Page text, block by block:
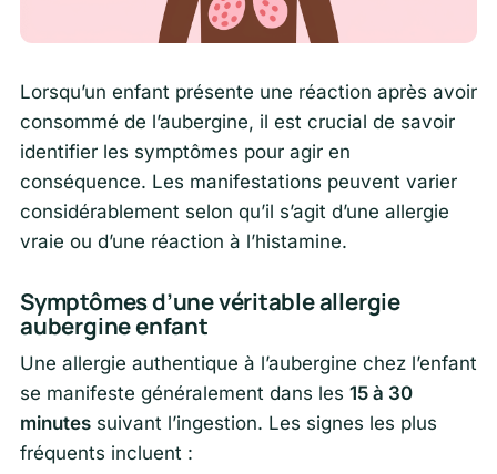
Lorsqu’un enfant présente une réaction après avoir
consommé de l’aubergine, il est crucial de savoir
identifier les symptômes pour agir en
conséquence. Les manifestations peuvent varier
considérablement selon qu’il s’agit d’une allergie
vraie ou d’une réaction à l’histamine.
Symptômes d’une véritable allergie
aubergine enfant
Une allergie authentique à l’aubergine chez l’enfant
se manifeste généralement dans les 15 à 30
minutes suivant l’ingestion. Les signes les plus
fréquents incluent :